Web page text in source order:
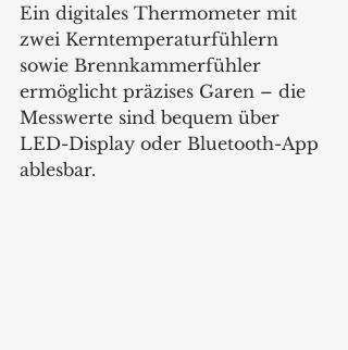
Ein digitales Thermometer mit
zwei Kerntemperaturfühlern
sowie Brennkammerfühler
ermöglicht präzises Garen – die
Messwerte sind bequem über
LED-Display oder Bluetooth-App
ablesbar.